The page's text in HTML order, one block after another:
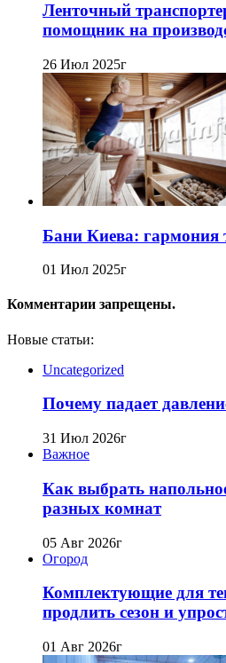
Ленточный
помощник на
26 Июл 2025г
Бани Киева: гармония
01 Июл 2025г
Комментарии запрещены.
Новые статьи:
Uncategorized
Почему падает
31 Июл 2026г
Важное
Как выбрать
разных комнат
05 Авг 2026г
Огород
Комплектующие для
продлить сезон и
01 Авг 2026г